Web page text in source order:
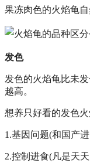
果冻肉色的火焰龟
发色
发色的火焰龟比未
越高。
想养只好看的发色
1.基因问题(和国产
2.控制进食(凡是天